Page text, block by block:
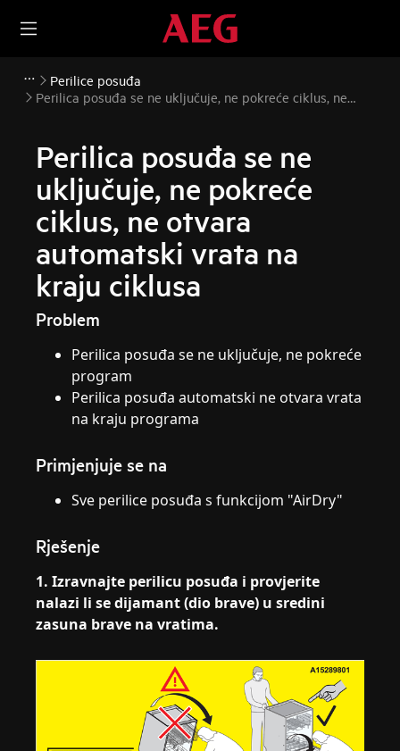
Perilice posuđa
Perilica posuđa se ne uključuje, ne pokreće ciklus, ne
Perilica posuđa se ne
uključuje, ne pokreće
ciklus, ne otvara
automatski vrata na
kraju ciklusa
Problem
Perilica posuđa se ne uključuje, ne pokreće
program
Perilica posuđa automatski ne otvara vrata
na kraju programa
Primjenjuje se na
Sve perilice posuđa s funkcijom "AirDry"
Rješenje
1. Izravnajte perilicu posuđa i provjerite
nalazi li se dijamant (dio brave) u sredini
zasuna brave na vratima.